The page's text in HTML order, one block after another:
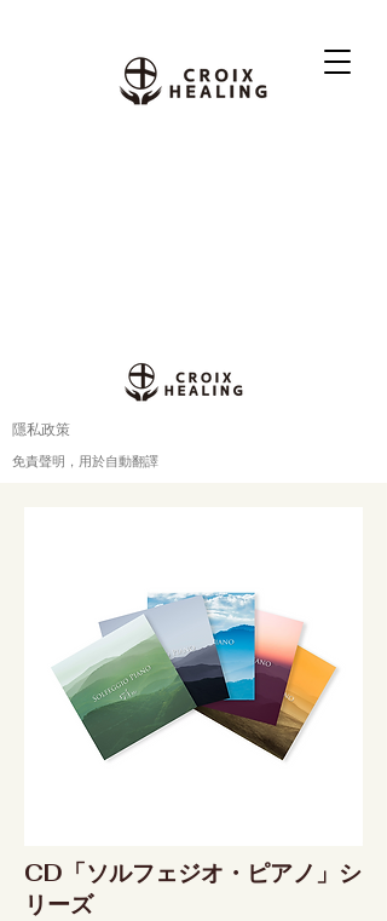
隱私政策
免責聲明，用於自動翻譯
CD「ソルフェジオ・ピアノ」シ
リーズ